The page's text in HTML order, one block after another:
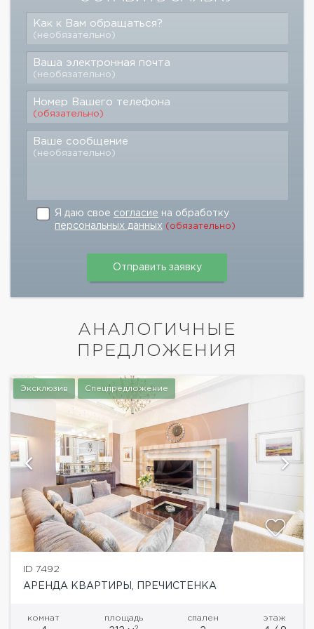
Как к Вам обращаться?
(необязательно)
Ваша электронная почта
(необязательно)
Номер Вашего телефона
(обязательно)
Ваше сообщение
(необязательно)
Я даю свое согласие на обработку
персональных данных (обязательно)
АНАЛОГИЧНЫЕ
ПРЕДЛОЖЕНИЯ
Эксклюзив Спецпредложение
ID 7492
АРЕНДА КВАРТИРЫ, ПРЕЧИСТЕНКА
комнат площадь спален этаж